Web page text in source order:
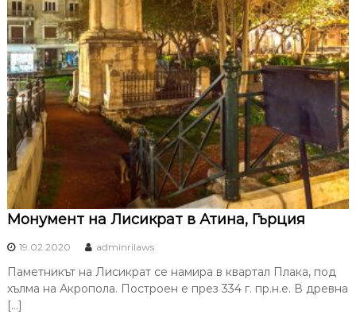
Монумент на Лисикрат в Атина, Гърция
19.02.2020 adminrilaws
Паметникът на Лисикрат се намира в квартал Плака, под
хълма на Акропола. Построен е през 334 г. пр.н.е. В древна
[…]